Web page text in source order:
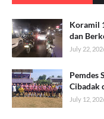
Koramil
dan
July 22,
Pemdes
Cibadak
July 12,